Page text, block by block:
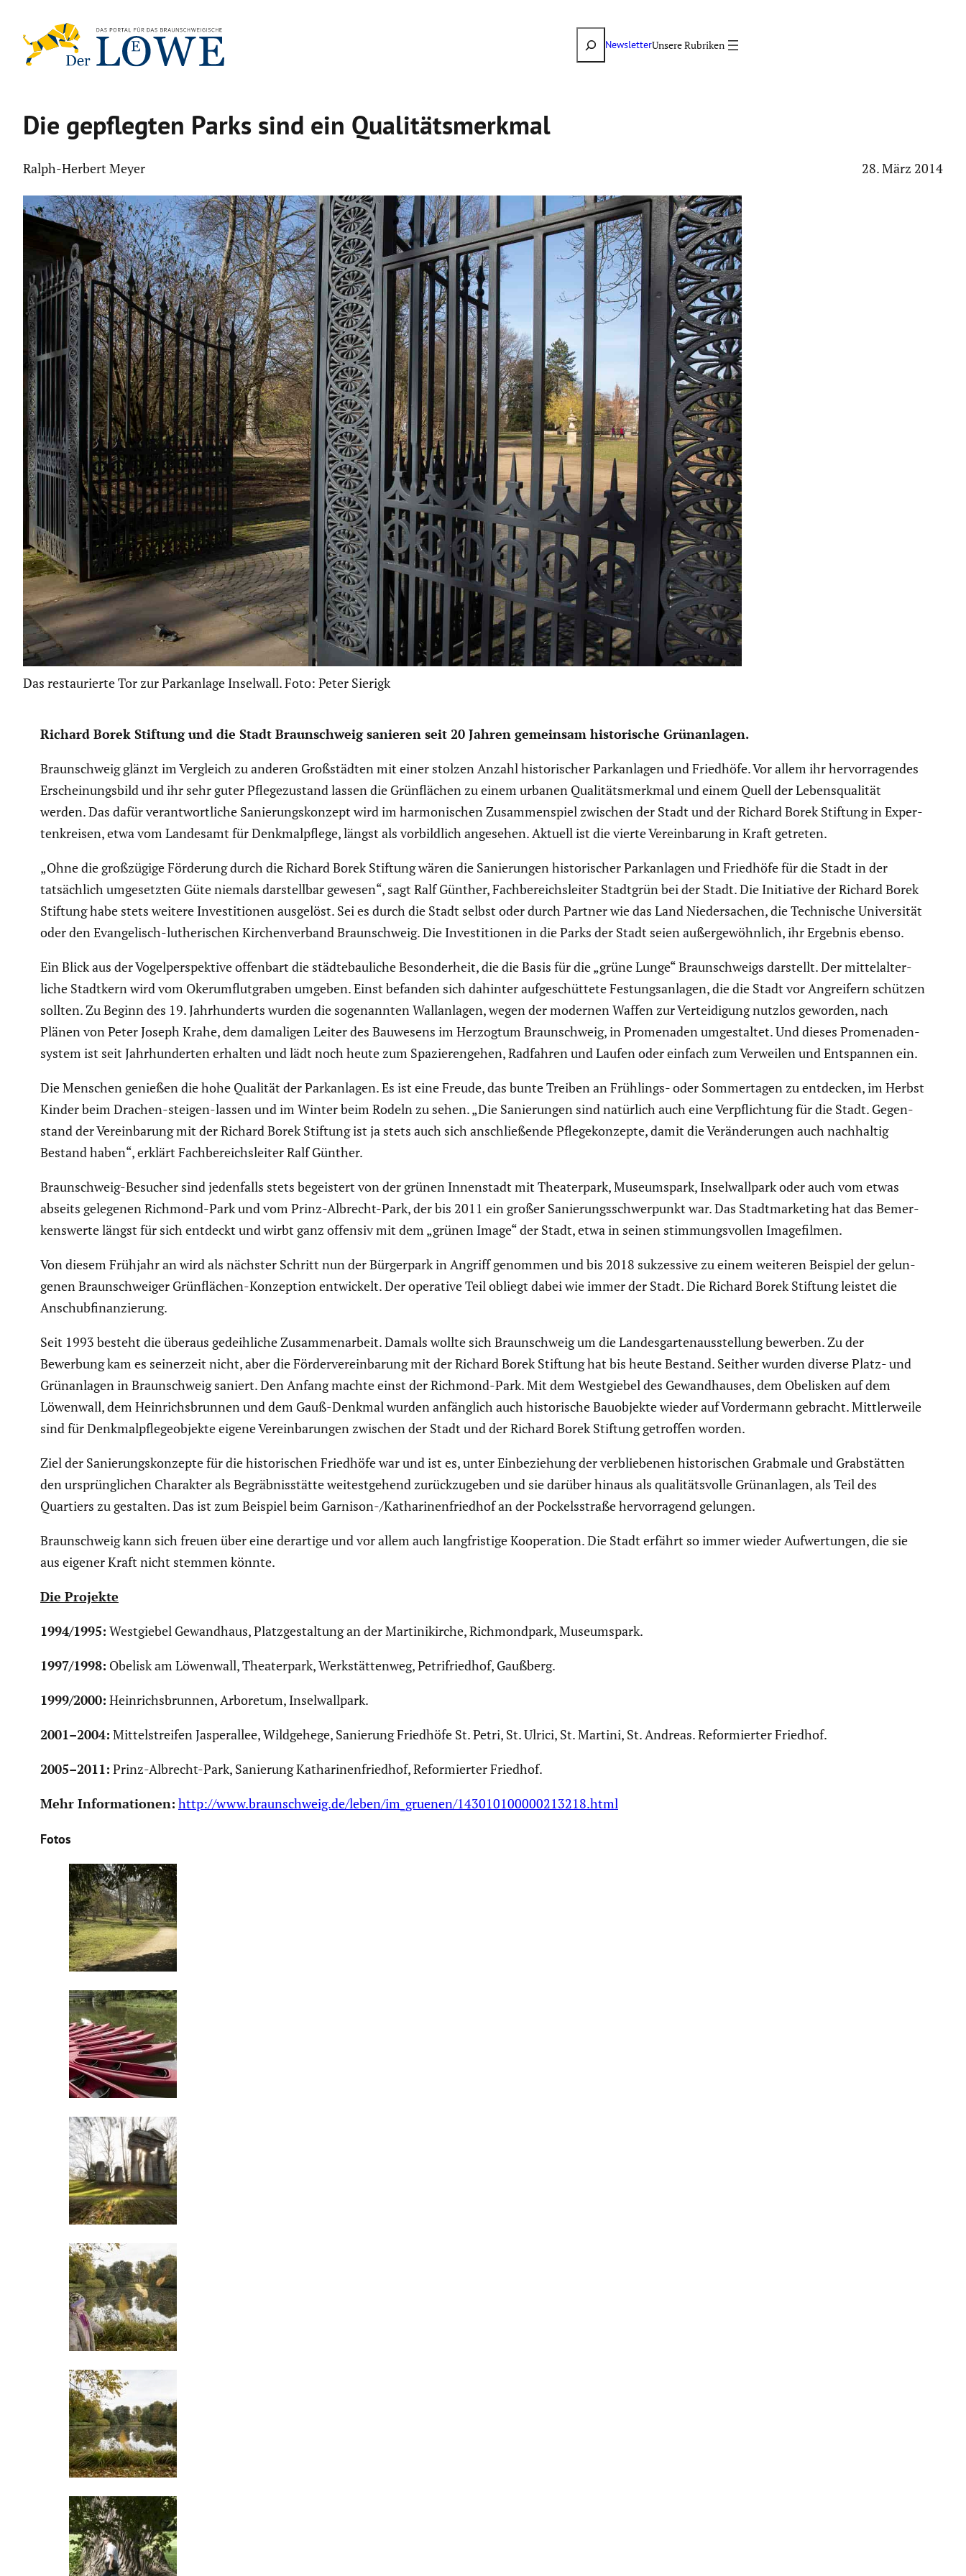
Inhalt
springen
SuchenNewsletter
Die gepflegten Parks sind ein Quali­täts­merkmal
Ralph-Herbert Meyer 28. März 2014
Das restaurierte Tor zur Parkanlage Inselwall. Foto: Peter Sierigk
Richard Borek Stiftung und die Stadt Braun­schweig sanieren seit 20 Jahren gemeinsam histo­ri­sche Grünan­lagen.
Braun­schweig glänzt im Vergleich zu anderen Großstädten mit einer stolzen Anzahl histo­ri­scher Parkan­lagen und Friedhöfe. Vor allem ihr hervor­ra­gendes
Erschei­nungs­bild und ihr sehr guter Pflege­zu­stand lassen die Grünflä­chen zu einem urbanen Quali­täts­merkmal und einem Quell der Lebens­qua­lität
werden. Das dafür verant­wort­liche Sanie­rungs­kon­zept wird im harmo­ni­schen Zusam­men­spiel zwischen der Stadt und der Richard Borek Stiftung in Exper­
ten­kreisen, etwa vom Landesamt für Denkmal­pflege, längst als vorbild­lich angesehen. Aktuell ist die vierte Verein­ba­rung in Kraft getreten.
„Ohne die großzü­gige Förderung durch die Richard Borek Stiftung wären die Sanie­rungen histo­ri­scher Parkan­lagen und Friedhöfe für die Stadt in der
tatsäch­lich umgesetzten Güte niemals darstellbar gewesen“, sagt Ralf Günther, Fachbe­reichs­leiter Stadtgrün bei der Stadt. Die Initia­tive der Richard Borek
Stiftung habe stets weitere Inves­ti­tionen ausgelöst. Sei es durch die Stadt selbst oder durch Partner wie das Land Nieder­sa­chen, die Techni­sche Univer­sität
oder den Evange­lisch-luthe­ri­schen Kirchen­ver­band Braun­schweig. Die Inves­ti­tionen in die Parks der Stadt seien außer­ge­wöhn­lich, ihr Ergebnis ebenso.
Ein Blick aus der Vogel­per­spek­tive offenbart die städte­bau­liche Beson­der­heit, die die Basis für die „grüne Lunge“ Braun­schweigs darstellt. Der mittel­al­ter­
liche Stadtkern wird vom Okerum­flut­graben umgeben. Einst befanden sich dahinter aufge­schüt­tete Festungs­an­lagen, die die Stadt vor Angrei­fern schützen
sollten. Zu Beginn des 19. Jahrhun­derts wurden die sogenannten Wallan­lagen, wegen der modernen Waffen zur Vertei­di­gung nutzlos geworden, nach
Plänen von Peter Joseph Krahe, dem damaligen Leiter des Bauwesens im Herzogtum Braun­schweig, in Prome­naden umgestaltet. Und dieses Prome­na­den­
system ist seit Jahrhun­derten erhalten und lädt noch heute zum Spazie­ren­gehen, Radfahren und Laufen oder einfach zum Verweilen und Entspannen ein.
Die Menschen genießen die hohe Qualität der Parkan­lagen. Es ist eine Freude, das bunte Treiben an Frühlings- oder Sommer­tagen zu entdecken, im Herbst
Kinder beim Drachen-steigen-lassen und im Winter beim Rodeln zu sehen. „Die Sanie­rungen sind natürlich auch eine Verpflich­tung für die Stadt. Gegen­
stand der Verein­ba­rung mit der Richard Borek Stiftung ist ja stets auch sich anschlie­ßende Pflege­kon­zepte, damit die Verän­de­rungen auch nachhaltig
Bestand haben“, erklärt Fachbe­reichs­leiter Ralf Günther.
Braun­schweig-Besucher sind jeden­falls stets begeis­tert von der grünen Innen­stadt mit Theater­park, Museums­park, Insel­wall­park oder auch vom etwas
abseits gelegenen Richmond-Park und vom Prinz-Albrecht-Park, der bis 2011 ein großer Sanie­rungs­schwer­punkt war. Das Stadt­mar­ke­ting hat das Bemer­
kens­werte längst für sich entdeckt und wirbt ganz offensiv mit dem „grünen Image“ der Stadt, etwa in seinen stimmungs­vollen Image­filmen.
Von diesem Frühjahr an wird als nächster Schritt nun der Bürger­park in Angriff genommen und bis 2018 sukzes­sive zu einem weiteren Beispiel der gelun­
genen Braun­schweiger Grünflä­chen-Konzep­tion entwi­ckelt. Der operative Teil obliegt dabei wie immer der Stadt. Die Richard Borek Stiftung leistet die
Anschub­fi­nan­zie­rung.
Seit 1993 besteht die überaus gedeih­liche Zusam­men­ar­beit. Damals wollte sich Braun­schweig um die Landes­gar­ten­aus­stel­lung bewerben. Zu der
Bewerbung kam es seiner­zeit nicht, aber die Förder­ver­ein­ba­rung mit der Richard Borek Stiftung hat bis heute Bestand. Seither wurden diverse Platz- und
Grünan­lagen in Braun­schweig saniert. Den Anfang machte einst der Richmond-Park. Mit dem Westgiebel des Gewand­hauses, dem Obelisken auf dem
Löwenwall, dem Heinrichs­brunnen und dem Gauß-Denkmal wurden anfäng­lich auch histo­ri­sche Bauob­jekte wieder auf Vorder­mann gebracht. Mittler­weile
sind für Denkmal­pfle­ge­ob­jekte eigene Verein­ba­rungen zwischen der Stadt und der Richard Borek Stiftung getroffen worden.
Ziel der Sanie­rungs­kon­zepte für die histo­ri­schen Friedhöfe war und ist es, unter Einbe­zie­hung der verblie­benen histo­ri­schen Grabmale und Grabstätten
den ursprüng­li­chen Charakter als Begräb­nis­stätte weitest­ge­hend zurück­zu­geben und sie darüber hinaus als quali­täts­volle Grünan­lagen, als Teil des
Quartiers zu gestalten. Das ist zum Beispiel beim Garnison-/Katha­ri­nen­friedhof an der Pockels­straße hervor­ra­gend gelungen.
Braun­schweig kann sich freuen über eine derartige und vor allem auch langfris­tige Koope­ra­tion. Die Stadt erfährt so immer wieder Aufwer­tungen, die sie
aus eigener Kraft nicht stemmen könnte.
Die Projekte
1994/1995: Westgiebel Gewand­haus, Platz­ge­stal­tung an der Marti­ni­kirche, Richmond­park, Museums­park.
1997/1998: Obelisk am Löwenwall, Theater­park, Werkstät­tenweg, Petrif­riedhof, Gaußberg.
1999/2000: Heinrichs­brunnen, Arboretum, Insel­wall­park.
2001–2004: Mittel­streifen Jaspe­r­allee, Wildge­hege, Sanierung Friedhöfe St. Petri, St. Ulrici, St. Martini, St. Andreas. Refor­mierter Friedhof.
2005–2011: Prinz-Albrecht-Park, Sanierung Katha­ri­nen­friedhof, Refor­mierter Friedhof.
Mehr Infor­ma­tionen: http://www.braunschweig.de/leben/im_gruenen/143010100000213218.html
Fotos